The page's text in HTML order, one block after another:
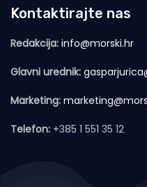
Kontaktirajte nas
Redakcija: info@morski.hr
Glavni urednik:
Marketing:
Telefon: +385 1 551 35 12